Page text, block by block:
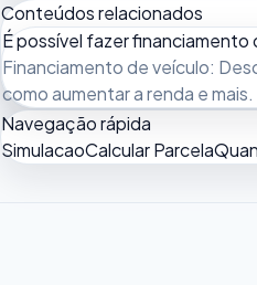
Conteúdos relacionados
É possível fazer financiamento
Financiamento de veículo:
como aumentar a renda e mais.
Navegação rápida
SimulacaoCalcular Parcela